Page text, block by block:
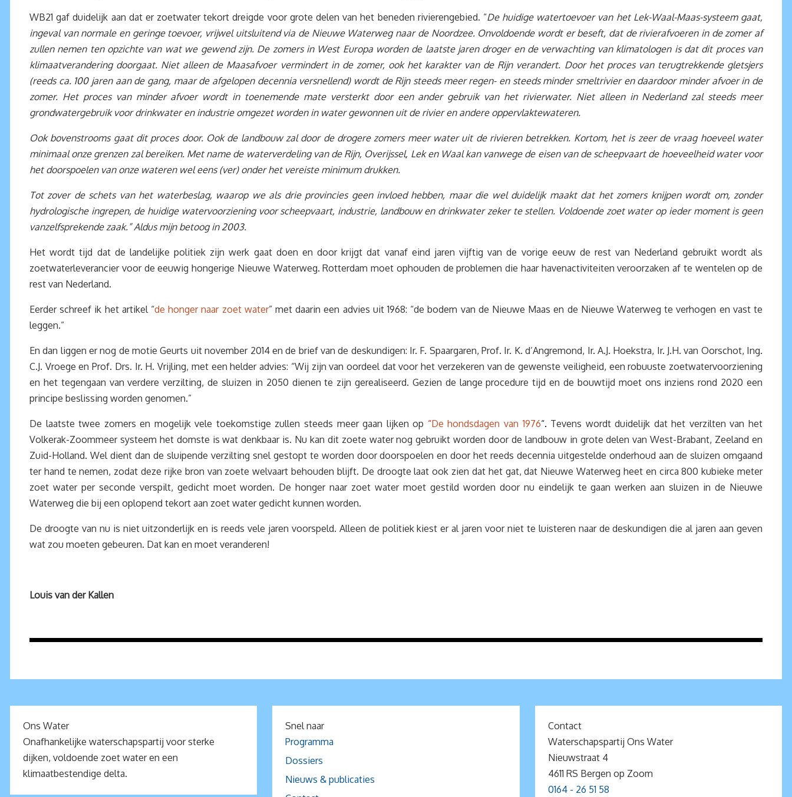
WB21 gaf duidelijk aan dat er zoetwater tekort dreigde voor grote delen van het beneden rivierengebied. “De huidige watertoevoer van het Lek-Waal-Maas-systeem gaat,
ingeval van normale en geringe toevoer, vrijwel uitsluitend via de Nieuwe Waterweg naar de Noordzee. Onvoldoende wordt er beseft, dat de rivierafvoeren in de zomer af
zullen nemen ten opzichte van wat we gewend zijn. De zomers in West Europa worden de laatste jaren droger en de verwachting van klimatologen is dat dit proces van
klimaatverandering doorgaat. Niet alleen de Maasafvoer vermindert in de zomer, ook het karakter van de Rijn verandert. Door het proces van terugtrekkende gletsjers
(reeds ca. 100 jaren aan de gang, maar de afgelopen decennia versnellend) wordt de Rijn steeds meer regen- en steeds minder smeltrivier en daardoor minder afvoer in de
zomer. Het proces van minder afvoer wordt in toenemende mate versterkt door een ander gebruik van het rivierwater. Niet alleen in Nederland zal steeds meer
grondwatergebruik voor drinkwater en industrie omgezet worden in water gewonnen uit de rivier en andere oppervlaktewateren.
Ook bovenstrooms gaat dit proces door. Ook de landbouw zal door de drogere zomers meer water uit de rivieren betrekken. Kortom, het is zeer de vraag hoeveel water
minimaal onze grenzen zal bereiken. Met name de waterverdeling van de Rijn, Overijssel, Lek en Waal kan vanwege de eisen van de scheepvaart de hoeveelheid water voor
het doorspoelen van onze wateren wel eens (ver) onder het vereiste minimum drukken.
Tot zover de schets van het waterbeslag, waarop we als drie provincies geen invloed hebben, maar die wel duidelijk maakt dat het zomers knijpen wordt om, zonder
hydrologische ingrepen, de huidige watervoorziening voor scheepvaart, industrie, landbouw en drinkwater zeker te stellen. Voldoende zoet water op ieder moment is geen
vanzelfsprekende zaak.” Aldus mijn betoog in 2003.
Het wordt tijd dat de landelijke politiek zijn werk gaat doen en door krijgt dat vanaf eind jaren vijftig van de vorige eeuw de rest van Nederland gebruikt wordt als
zoetwaterleverancier voor de eeuwig hongerige Nieuwe Waterweg. Rotterdam moet ophouden de problemen die haar havenactiviteiten veroorzaken af te wentelen op de
rest van Nederland.
Eerder schreef ik het artikel “de honger naar zoet water” met daarin een advies uit 1968: “de bodem van de Nieuwe Maas en de Nieuwe Waterweg te verhogen en vast te
leggen.”
En dan liggen er nog de motie Geurts uit november 2014 en de brief van de deskundigen: Ir. F. Spaargaren, Prof. Ir. K. d’Angremond, Ir. A.J. Hoekstra, Ir. J.H. van Oorschot, Ing.
C.J. Vroege en Prof. Drs. Ir. H. Vrijling, met een helder advies: “Wij zijn van oordeel dat voor het verzekeren van de gewenste veiligheid, een robuuste zoetwatervoorziening
en het tegengaan van verdere verzilting, de sluizen in 2050 dienen te zijn gerealiseerd. Gezien de lange procedure tijd en de bouwtijd moet ons inziens rond 2020 een
principe beslissing worden genomen.”
De laatste twee zomers en mogelijk vele toekomstige zullen steeds meer gaan lijken op “De hondsdagen van 1976“. Tevens wordt duidelijk dat het verzilten van het
Volkerak-Zoommeer systeem het domste is wat denkbaar is. Nu kan dit zoete water nog gebruikt worden door de landbouw in grote delen van West-Brabant, Zeeland en
Zuid-Holland. Wel dient dan de sluipende verzilting snel gestopt te worden door doorspoelen en door het reeds decennia uitgestelde onderhoud aan de sluizen omgaand
ter hand te nemen, zodat deze rijke bron van zoete welvaart behouden blijft. De droogte laat ook zien dat het gat, dat Nieuwe Waterweg heet en circa 800 kubieke meter
zoet water per seconde verspilt, gedicht moet worden. De honger naar zoet water moet gestild worden door nu eindelijk te gaan werken aan sluizen in de Nieuwe
Waterweg die bij een oplopend tekort aan zoet water gedicht kunnen worden.
De droogte van nu is niet uitzonderlijk en is reeds vele jaren voorspeld. Alleen de politiek kiest er al jaren voor niet te luisteren naar de deskundigen die al jaren aan geven
wat zou moeten gebeuren. Dat kan en moet veranderen!
Louis van der Kallen
Ons Water
Onafhankelijke waterschapspartij voor sterke
dijken, voldoende zoet water en een
klimaatbestendige delta.
Snel naar
Programma
Dossiers
Nieuws & publicaties
Contact
Waterschapspartij Ons Water
Nieuwstraat 4
4611 RS Bergen op Zoom
0164 - 26 51 58